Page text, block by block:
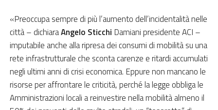
«Preoccupa sempre di più l’aumento dell’incidentalità nelle
città – dichiaraAngelo Sticchi Damiani presidente ACI –
imputabile anche alla ripresa dei consumi di mobilità su una
rete infrastrutturale che sconta carenze e ritardi accumulati
negli ultimi anni di crisi economica. Eppure non mancano le
risorse per affrontare le criticità, perché la legge obbliga le
Amministrazioni locali a reinvestire nella mobilità almeno il